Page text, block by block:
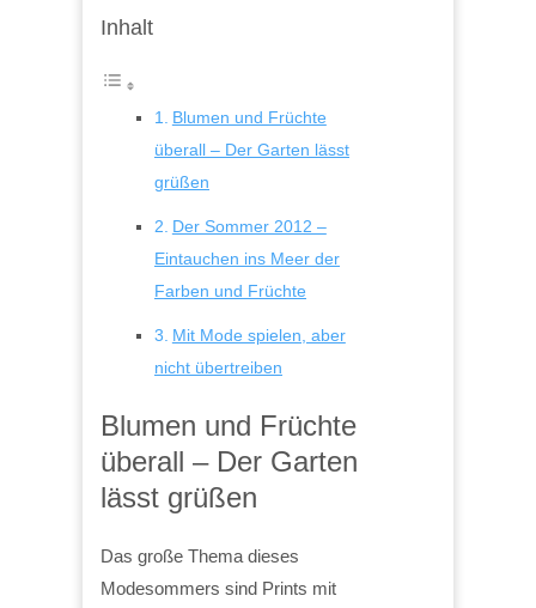
Inhalt
Blumen und Früchte
überall – Der Garten lässt
grüßen
Der Sommer 2012 –
Eintauchen ins Meer der
Farben und Früchte
Mit Mode spielen, aber
nicht übertreiben
Blumen und Früchte
überall – Der Garten
lässt grüßen
Das große Thema dieses
Modesommers sind Prints mit